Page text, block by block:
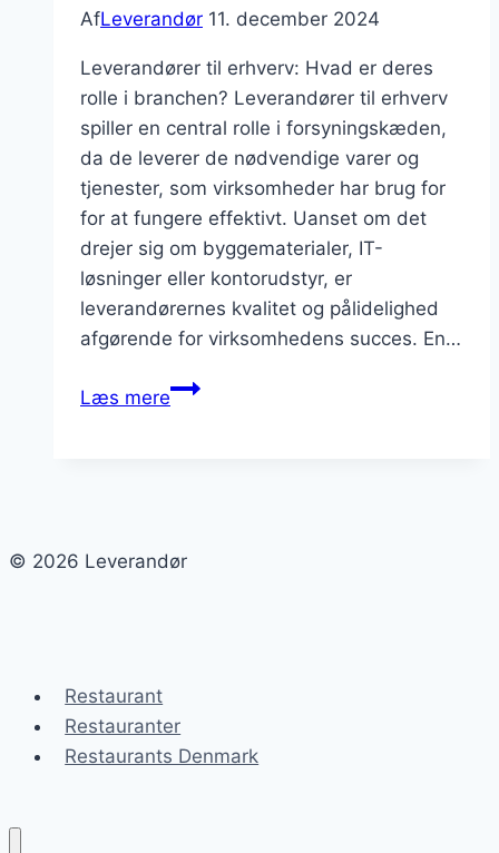
konkurrencedygtig
markedet
AfLeverandør 11. december 2024
Leverandører til erhverv: Hvad er deres
rolle i branchen? Leverandører til erhverv
spiller en central rolle i forsyningskæden,
da de leverer de nødvendige varer og
tjenester, som virksomheder har brug for
for at fungere effektivt. Uanset om det
drejer sig om byggematerialer, IT-
løsninger eller kontorudstyr, er
leverandørernes kvalitet og pålidelighed
afgørende for virksomhedens succes. En…
Læs mereLeverandører
© 2026 Leverandør
Restaurant
Restauranter
Restaurants Denmark